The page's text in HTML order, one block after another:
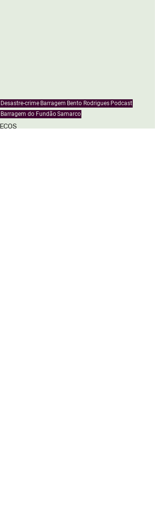
Desastre-crime Barragem Bento Rodrigues Podcast
Barragem do FundãoSamarco
ECOS